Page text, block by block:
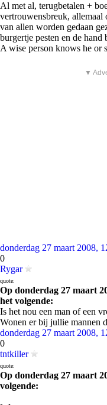
Al met al, terugbetalen +
vertrouwensbreuk, allemaal
van allen worden gedaan
burgertje pesten en de
A wise person knows he or
▼
donderdag 27 maart 2008,
0
Rygar
quote:
Op donderdag 27 maart
het volgende:
Is het nou een man of een
Wonen er bij jullie mannen
donderdag 27 maart 2008,
0
tntkiller
quote:
Op donderdag 27 maart
volgende: